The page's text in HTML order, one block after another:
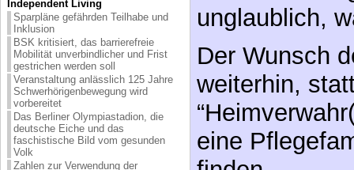
Independent Living
Sparpläne gefährden Teilhabe und
Inklusion
BSK kritisiert, das barrierefreie
Mobilität unverbindlicher und Frist
gestrichen werden soll
Veranstaltung anlässlich 125 Jahre
Schwerhörigenbewegung wird
vorbereitet
Das Berliner Olympiastadion, die
deutsche Eiche und das
faschistische Bild vom gesunden
Volk
Zahlen zur Verwendung der
Der Wunsch
weiterhin,
eine
finden.